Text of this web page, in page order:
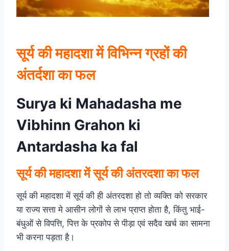
सूर्य की महादशा में विभिन्न ग्रहों की
अंतर्दशा का फल
Surya ki Mahadasha me
Vibhinn Grahon ki
Antardasha ka fal
सूर्य की महादशा में सूर्य की अंतरदशा का फल
सूर्य की महादशा में सूर्य की ही अंतरदशा हो तो व्यक्ति को सरकार
या राज्य सत्ता मे आसीन लोगों से लाभ प्राप्त होता है, किंतु भाई-
बंधुओं से विपत्ति, पित्त के प्रकोप से पीड़ा एवं सदैव खर्च का सामना
भी करना पड़ता है।